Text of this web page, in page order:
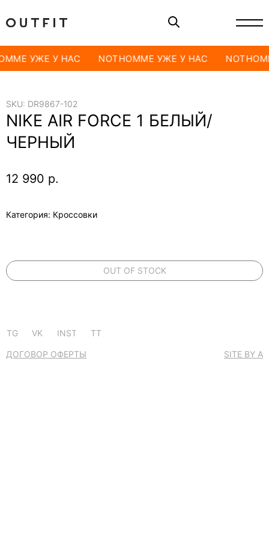
УЖЕ У НАС NOTHOMME УЖЕ У НАС
NIKE AIR FORCE 1 БЕЛЫЙ/
ЧЕРНЫЙ
SKU: DR9867-102
12 990 р.
OUT OF STOCK
Категория: Кроссовки
ДОГОВОР ОФЕРТЫ SITE BY A
TG INST
VK TT